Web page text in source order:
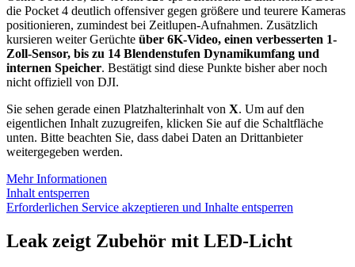
die Pocket 4 deutlich offensiver gegen größere und teurere Kameras
positionieren, zumindest bei Zeitlupen-Aufnahmen. Zusätzlich
kursieren weiter Gerüchte über 6K-Video, einen verbesserten 1-
Zoll-Sensor, bis zu 14 Blendenstufen Dynamikumfang und
internen Speicher. Bestätigt sind diese Punkte bisher aber noch
nicht offiziell von DJI.
Sie sehen gerade einen Platzhalterinhalt von X. Um auf den
eigentlichen Inhalt zuzugreifen, klicken Sie auf die Schaltfläche
unten. Bitte beachten Sie, dass dabei Daten an Drittanbieter
weitergegeben werden.
Mehr Informationen
Inhalt entsperren
Erforderlichen Service akzeptieren und Inhalte entsperren
Leak zeigt Zubehör mit LED-Licht